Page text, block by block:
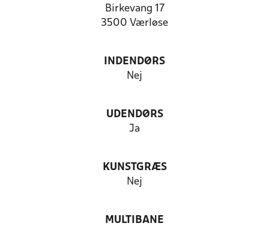
Birkevang 17
3500 Værløse
INDENDØRS
Nej
UDENDØRS
Ja
KUNSTGRÆS
Nej
MULTIBANE